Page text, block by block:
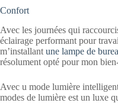
Confort
Avec les journées qui
éclairage performant pour
m’installant une lampe de
résolument opté pour mon
Avec u mode lumière
modes de lumière est un luxe